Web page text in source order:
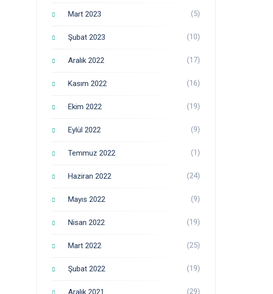
Mart 2023 (5)
Şubat 2023 (10)
Aralık 2022 (17)
Kasım 2022 (16)
Ekim 2022 (19)
Eylül 2022 (9)
Temmuz 2022 (1)
Haziran 2022 (24)
Mayıs 2022 (9)
Nisan 2022 (19)
Mart 2022 (25)
Şubat 2022 (19)
Aralık 2021 (29)